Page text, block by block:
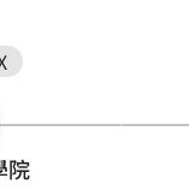
院